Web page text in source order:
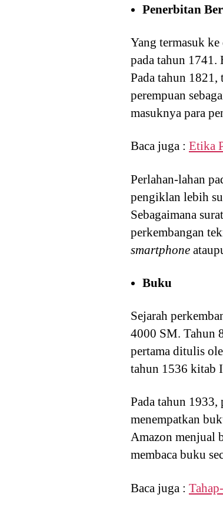
Penerbitan
Yang termasuk
pada tahun 1741.
Pada tahun
perempuan
masuknya para
Baca juga : Etika
Perlahan-lahan
pengiklan lebih
Sebagaimana
perkembangan
smartphone
Buku
Sejarah
4000 SM. Tahun
pertama ditulis
tahun 1536 kitab
Pada tahun
menempatkan
Amazon menjual
membaca buku
Baca juga :